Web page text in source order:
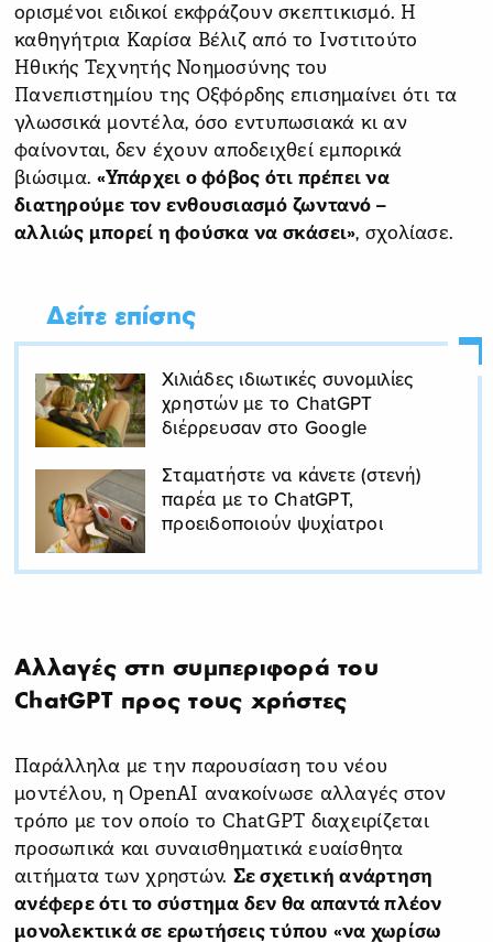
ορισμένοι ειδικοί εκφράζουν σκεπτικισμό. Η
καθηγήτρια Καρίσα Βέλιζ από το Ινστιτούτο
Ηθικής Τεχνητής Νοημοσύνης του
Πανεπιστημίου της Οξφόρδης επισημαίνει ότι τα
γλωσσικά μοντέλα, όσο εντυπωσιακά κι αν
φαίνονται, δεν έχουν αποδειχθεί εμπορικά
βιώσιμα.«Υπάρχει ο φόβος ότι πρέπει να
διατηρούμε τον ενθουσιασμό ζωντανό –
αλλιώς μπορεί η φούσκα να σκάσει», σχολίασε.
Δείτε επίσης
Χιλιάδες ιδιωτικές συνομιλίες
χρηστών με το ChatGPT
διέρρευσαν στo Google
Σταματήστε να κάνετε (στενή)
παρέα με το ChatGPT,
προειδοποιούν ψυχίατροι
Αλλαγές στη συμπεριφορά του
ChatGPT προς τους χρήστες
Παράλληλα με την παρουσίαση του νέου
μοντέλου, η OpenAI ανακοίνωσε αλλαγές στον
τρόπο με τον οποίο το ChatGPT διαχειρίζεται
προσωπικά και συναισθηματικά ευαίσθητα
αιτήματα των χρηστών. Σε σχετική ανάρτηση
ανέφερε ότι το σύστημα δεν θα απαντά πλέον
μονολεκτικά σε ερωτήσεις τύπου «να χωρίσω